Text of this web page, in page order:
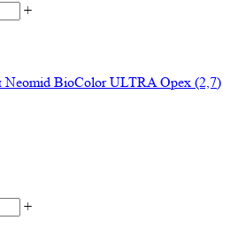
+
Neomid BioColor ULTRA Орех (2,7)
+